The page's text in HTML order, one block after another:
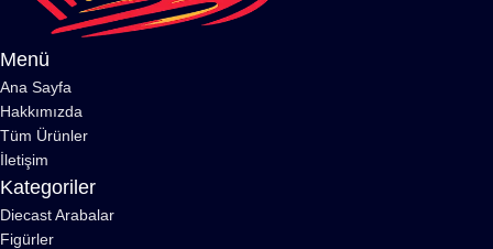
Menü
Ana Sayfa
Hakkımızda
Tüm Ürünler
İletişim
Kategoriler
Diecast Arabalar
Figürler